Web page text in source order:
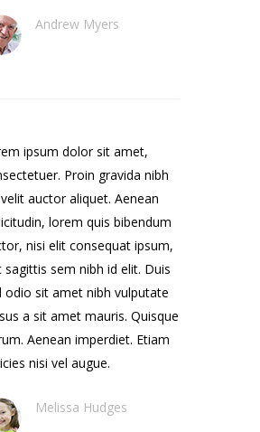
Andrew Myers
ipsum dolor sit amet,
Proin gravida nibh
auctor aliquet. Aenean
lorem quis bibendum
nisi elit consequat ipsum,
sagittis sem nibh id elit. Duis
odio sit amet nibh vulputate
a sit amet mauris. Quisque
Aenean imperdiet. Etiam
nisi vel augue.
Melissa Hudges